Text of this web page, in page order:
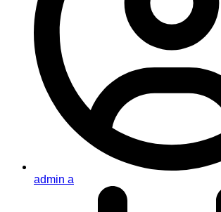
admin a